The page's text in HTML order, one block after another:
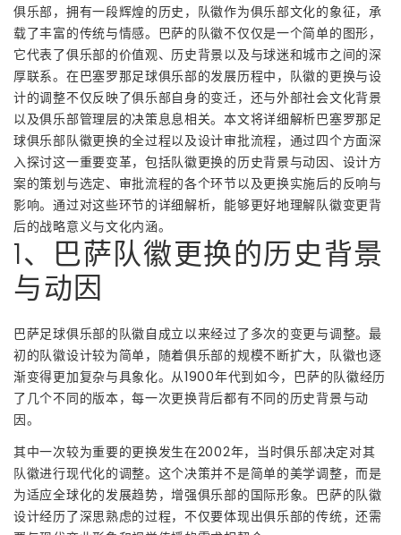
俱乐部，拥有一段辉煌的历史，队徽作为俱乐部文化的象征，承
载了丰富的传统与情感。巴萨的队徽不仅仅是一个简单的图形，
它代表了俱乐部的价值观、历史背景以及与球迷和城市之间的深
厚联系。在巴塞罗那足球俱乐部的发展历程中，队徽的更换与设
计的调整不仅反映了俱乐部自身的变迁，还与外部社会文化背景
以及俱乐部管理层的决策息息相关。本文将详细解析巴塞罗那足
球俱乐部队徽更换的全过程以及设计审批流程，通过四个方面深
入探讨这一重要变革，包括队徽更换的历史背景与动因、设计方
案的策划与选定、审批流程的各个环节以及更换实施后的反响与
影响。通过对这些环节的详细解析，能够更好地理解队徽变更背
后的战略意义与文化内涵。
1、巴萨队徽更换的历史背景
与动因
巴萨足球俱乐部的队徽自成立以来经过了多次的变更与调整。最
初的队徽设计较为简单，随着俱乐部的规模不断扩大，队徽也逐
渐变得更加复杂与具象化。从1900年代到如今，巴萨的队徽经历
了几个不同的版本，每一次更换背后都有不同的历史背景与动
因。
其中一次较为重要的更换发生在2002年，当时俱乐部决定对其
队徽进行现代化的调整。这个决策并不是简单的美学调整，而是
为适应全球化的发展趋势，增强俱乐部的国际形象。巴萨的队徽
设计经历了深思熟虑的过程，不仅要体现出俱乐部的传统，还需